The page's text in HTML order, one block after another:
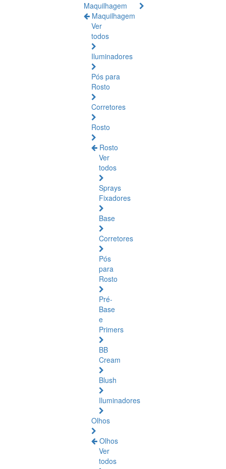
Maquilhagem
Maquilhagem
Ver
todos
Iluminadores
Pós para
Rosto
Corretores
Rosto
Rosto
Ver
todos
Sprays
Fixadores
Base
Corretores
Pós
para
Rosto
Pré-
Base
e
Primers
BB
Cream
Blush
Iluminadores
Olhos
Olhos
Ver
todos